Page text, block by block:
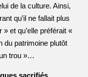
de la culture. Ainsi,
qu’il ne fallait plus
et qu’elle préférait «
du patrimoine plutôt
trou »…
sacrifiés